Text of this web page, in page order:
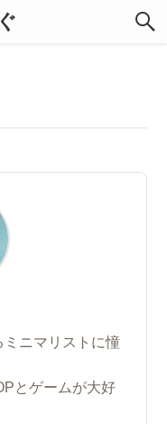
ニマリストに憧
とゲームが大好